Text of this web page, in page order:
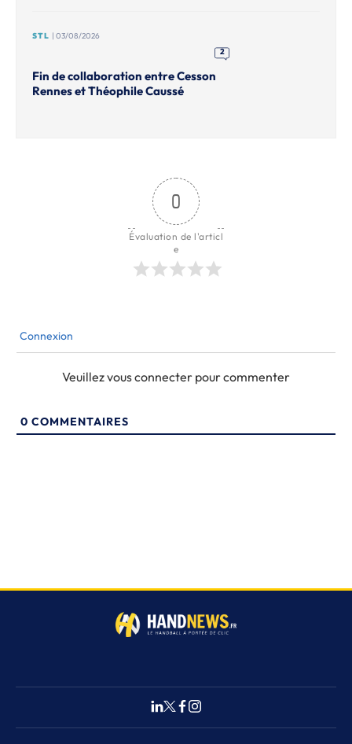
STL | 03/08/2026
2
Fin de collaboration entre Cesson
Rennes et Théophile Caussé
0
Évaluation de l'articl
e
Connexion
Veuillez vous connecter pour commenter
0 COMMENTAIRES